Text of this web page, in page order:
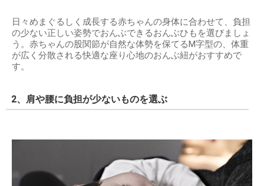
日々めまぐるしく成長する赤ちゃんの身体に合わせて、負担
の少ない正しい姿勢でおんぶできるおんぶひもを選びましょ
う。赤ちゃんの股関節が自然な体勢を保てるM字型の、体重
が広く分散される快適な座り心地のおんぶ紐がおすすめで
す。
2、肩や腰に負担が少ないものを選ぶ